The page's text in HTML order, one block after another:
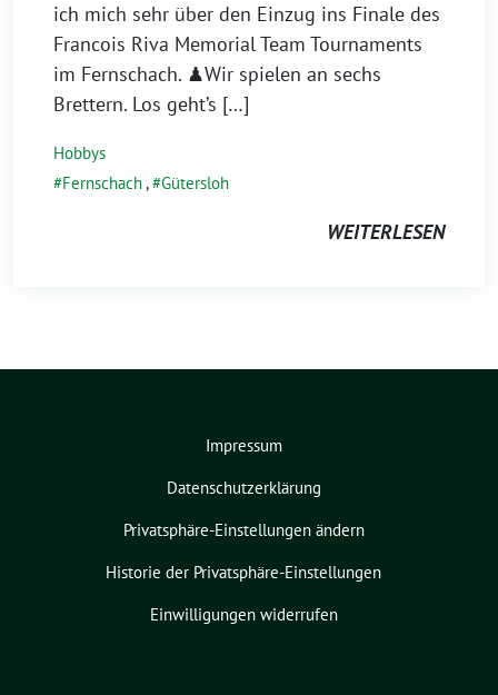
ich mich sehr über den Einzug ins Finale des
Francois Riva Memorial Team Tournaments
im Fernschach. ♟Wir spielen an sechs
Brettern. Los geht’s […]
Hobbys
Fernschach, Gütersloh
WEITERLESEN
Impressum
Datenschutzerklärung
Privatsphäre-Einstellungen ändern
Historie der Privatsphäre-Einstellungen
Einwilligungen widerrufen